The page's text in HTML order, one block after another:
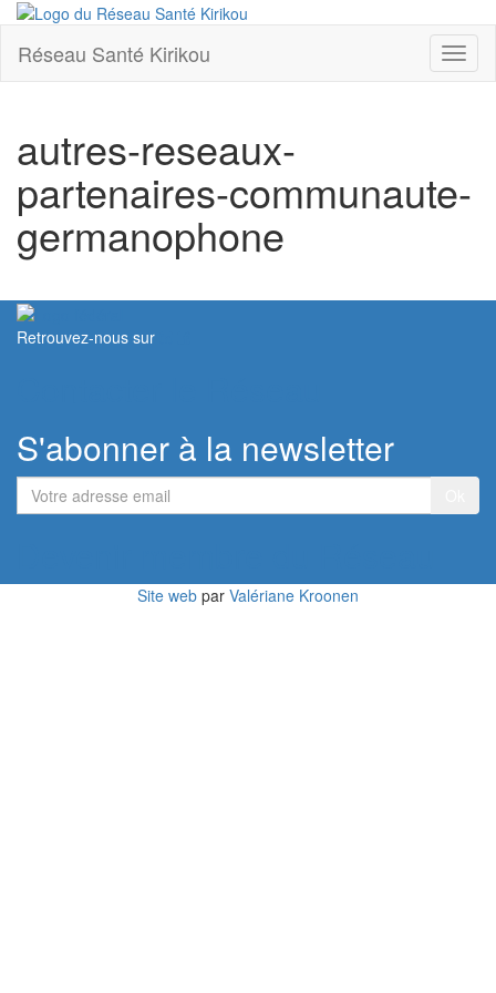
Réseau Santé Kirikou
autres-reseaux-
partenaires-communaute-
germanophone
Retrouvez-nous sur
S'abonner à la newsletter
Votre
adresse
Site web par Valériane Kroonen